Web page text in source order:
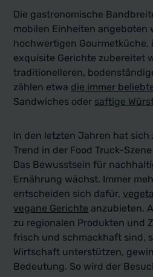
Die gastronomische
mobilen Einheiten angeboten
hochwertigen Gourmetküche,
exquisite Gerichte zubereitet
traditionelleren,
zählen etwa die immer
Sandwiches oder saftige
In den letzten Jahren hat sich
Trend in der Food Truck-
Das Bewusstsein für
Ernährung wächst. Immer
entscheiden sich dafür,
vegane Gerichte anzubieten.
zu regionalen Produkten und
frisch und schmackhaft sind,
Wirtschaft unterstützen,
Bedeutung. So wird der